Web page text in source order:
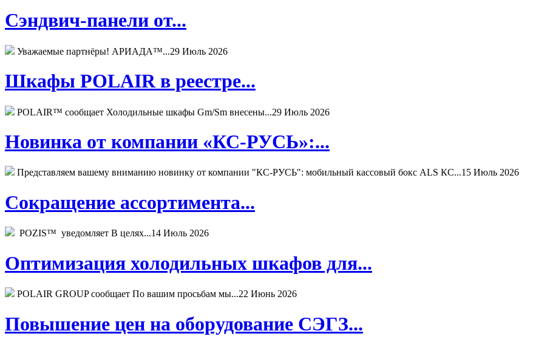
Сэндвич-панели от...
Уважаемые партнёры! АРИАДА™...29 Июль 2026
Шкафы POLAIR в реестре...
POLAIR™ сообщает Холодильные шкафы Gm/Sm внесены...29 Июль 2026
Новинка от компании «КС-РУСЬ»:...
Представляем вашему вниманию новинку от компании "КС-РУСЬ": мобильный кассовый бокс ALS КС...15 Июль 2026
Сокращение ассортимента...
POZIS™ уведомляет В целях...14 Июль 2026
Оптимизация холодильных шкафов для...
POLAIR GROUP сообщает По вашим просьбам мы...22 Июнь 2026
Повышение цен на оборудование СЭГЗ...